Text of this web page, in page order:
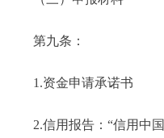
第九条 ：
1.资金申请承诺书
2.信用报告： “信用中国